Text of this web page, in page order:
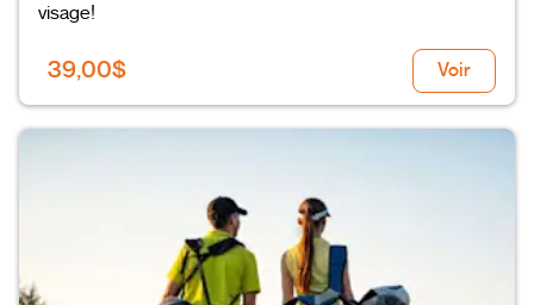
visage!
39,00$ Voir